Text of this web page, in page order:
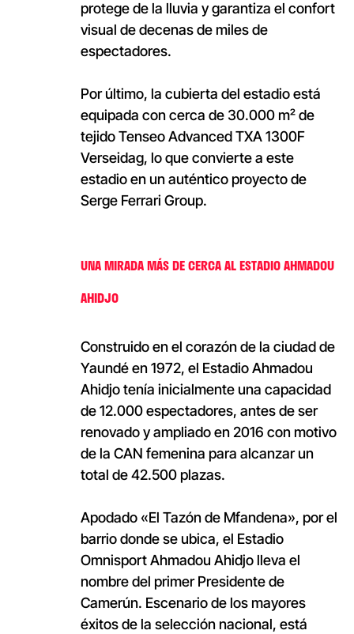
protege de la lluvia y garantiza el confort
visual de decenas de miles de
espectadores.
Por último, la cubierta del estadio está
equipada con cerca de 30.000 m² de
tejido Tenseo Advanced TXA 1300F
Verseidag, lo que convierte a este
estadio en un auténtico proyecto de
Serge Ferrari Group.
UNA MIRADA MÁS DE CERCA AL ESTADIO AHMADOU
AHIDJO
Construido en el corazón de la ciudad de
Yaundé en 1972, el Estadio Ahmadou
Ahidjo tenía inicialmente una capacidad
de 12.000 espectadores, antes de ser
renovado y ampliado en 2016 con motivo
de la CAN femenina para alcanzar un
total de 42.500 plazas.
Apodado «El Tazón de Mfandena», por el
barrio donde se ubica, el Estadio
Omnisport Ahmadou Ahidjo lleva el
nombre del primer Presidente de
Camerún. Escenario de los mayores
éxitos de la selección nacional, está